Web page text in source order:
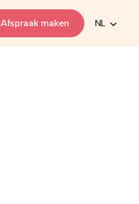
Afspraak maken NL